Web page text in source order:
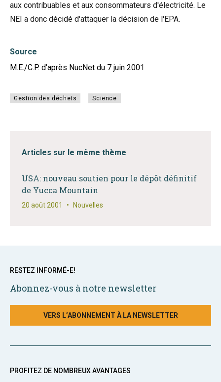
aux contribuables et aux consommateurs d'électricité. Le
NEI a donc décidé d'attaquer la décision de l'EPA.
Source
M.E./C.P. d'après NucNet du 7 juin 2001
Gestion des déchets Science
Articles sur le même thème
USA: nouveau soutien pour le dépôt définitif
de Yucca Mountain
20 août 2001 • Nouvelles
RESTEZ INFORMÉ-E!
Abonnez-vous à notre newsletter
VERS L’ABONNEMENT À LA NEWSLETTER
PROFITEZ DE NOMBREUX AVANTAGES